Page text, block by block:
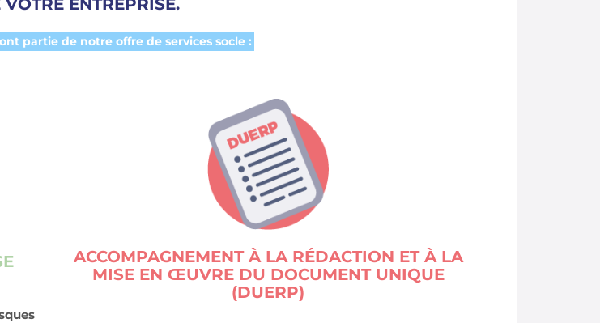
ENTREPRISE.
partie de notre offre de services socle :
ACCOMPAGNEMENT À LA RÉDACTION ET À LA
MISE EN ŒUVRE DU DOCUMENT UNIQUE
(DUERP)